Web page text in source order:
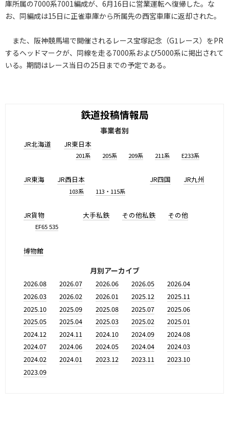
庫所属の7000系7001編成が、6月16日に営業運転へ復帰した。な
お、同編成は15日に正雀車庫から所属先の西宮車庫に返却された。
また、阪神競馬場で開催されるレース宝塚記念（G1レース）をPR
するヘッドマークが、同線を走る7000系および5000系に掲出されて
いる。期間はレース当日の25日までの予定である。
鉄道投稿情報局
事業者別
JR北海道 JR東日本
201系 205系 209系 211系 E233系
JR東海 JR西日本
103系 113・115系
JR四国 JR九州
JR貨物
EF65 535
大手私鉄 その他私鉄 その他
博物館
月別アーカイブ
2026.08 2026.07 2026.06 2026.05
2026.04
2026.03
2026.02 2026.01 2025.12
2025.11
2025.10
2025.09 2025.08 2025.07
2025.06
2025.05
2025.04 2025.03 2025.02
2025.01
2024.12
2024.11 2024.10 2024.09
2024.08
2024.07
2024.06 2024.05 2024.04
2024.03
2024.02
2024.01 2023.12 2023.11
2023.10
2023.09